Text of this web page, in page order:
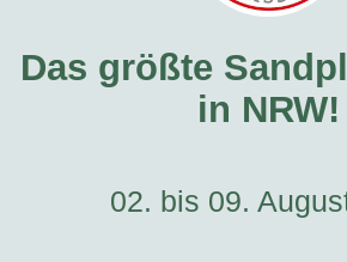
Das größte
in NRW!
02. bis 09.